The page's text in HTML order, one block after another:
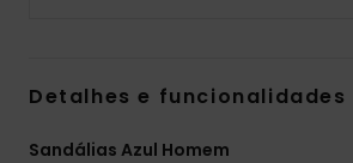
Detalhes e funcionalidades
Sandálias Azul Homem